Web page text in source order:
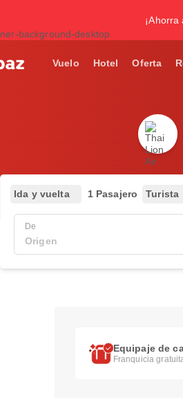
¡Ahorra
Vuelo Hotel Oferta
Ida y vuelta 1 Pasajero Turista
De
Equipaje de
Franquicia